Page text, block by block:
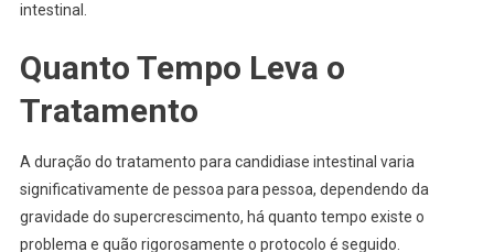
intestinal.
Quanto Tempo Leva o
Tratamento
A duração do tratamento para candidiase intestinal varia
significativamente de pessoa para pessoa, dependendo da
gravidade do supercrescimento, há quanto tempo existe o
problema e quão rigorosamente o protocolo é seguido.